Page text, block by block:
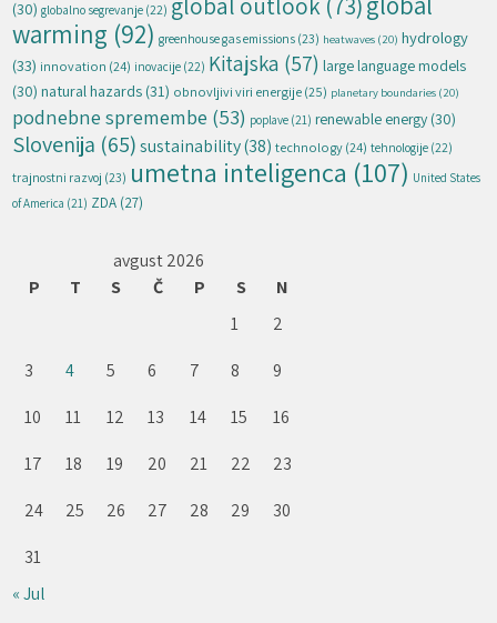
(30) globalno segrevanje (22)
warming (92) greenhouse gas emissions (23) heatwaves (20) hydrology
(33) innovation (24) inovacije (22) Kitajska (57) large language models
(30) natural hazards (31) obnovljivi viri energije(25) planetary boundaries (20)
podnebne spremembe (53) poplave (21) renewable energy (30)
Slovenija (65) sustainability(38) technology(24) tehnologije (22)
trajnostni razvoj (23) umetna inteligenca (107) United States
of America (21) ZDA (27)
avgust 2026
P
T S Č P S
N
1
2
3
4 5 6 7 8
9
10
11 12 13 14 15
16
17
18 19 20 21 22
23
24
25 26 27 28 29
30
31
« Jul